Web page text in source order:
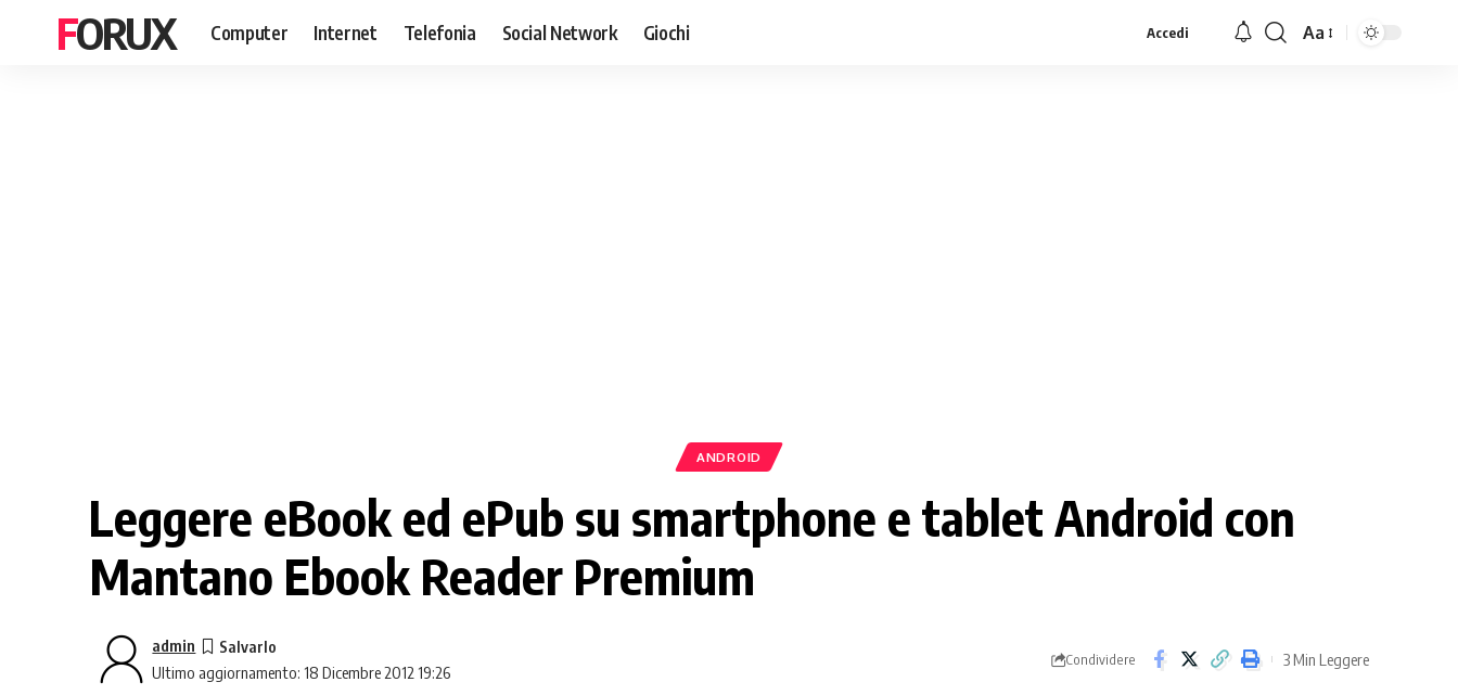
FORUX Computer Internet Telefonia Social Network Giochi Accedi Aa
ANDROID
Leggere eBook ed ePub su smartphone e tablet Android con
Mantano Ebook Reader Premium
Ultimo aggiornamento: 18 Dicembre 2012 19:26
admin
Condividere 3 Min Leggere